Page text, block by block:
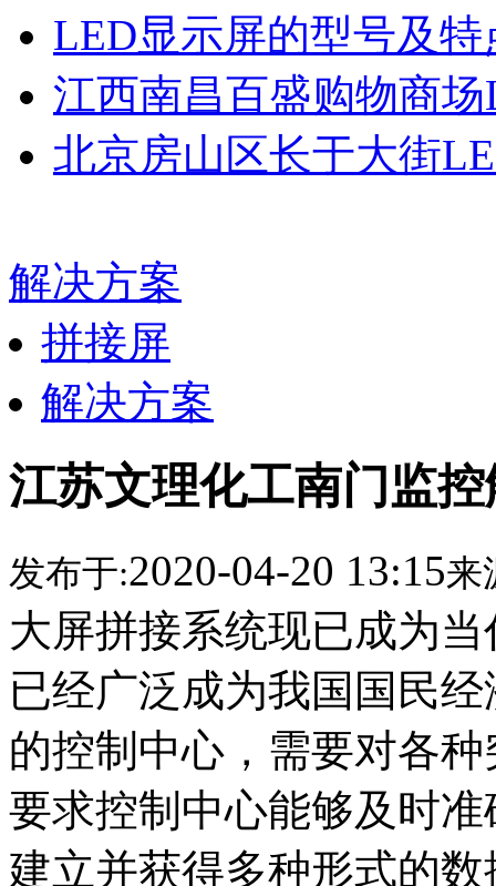
LED显示屏的型号及特
江西南昌百盛购物商
北京房山区长于大街
解决方案
拼接屏
解决方案
江苏文理化工南门监
发布于:2020-04-20 13:15来
大屏拼接系统现已成为
已经广泛成为我国国民
的控制中心，需要对各
要求控制中心能够及时
建立并获得多种形式的